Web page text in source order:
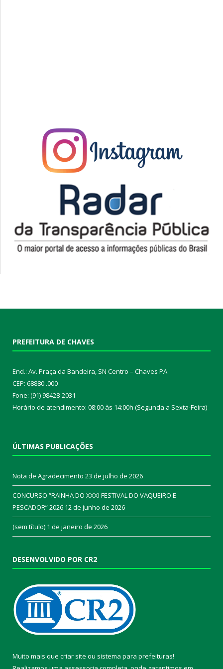
PREFEITURA DE CHAVES
End.: Av. Praça da Bandeira, SN Centro – Chaves PA
CEP: 68880 .000
Fone: (91) 98428-2031
Horário de atendimento: 08:00 às 14:00h (Segunda a Sexta-Feira)
ÚLTIMAS PUBLICAÇÕES
Nota de Agradecimento 23 de julho de 2026
CONCURSO “RAINHA DO XXXI FESTIVAL DO VAQUEIRO E
PESCADOR” 2026 12 de junho de 2026
(sem título) 1 de janeiro de 2026
DESENVOLVIDO POR CR2
Muito mais que criar site ou sistema para prefeituras!